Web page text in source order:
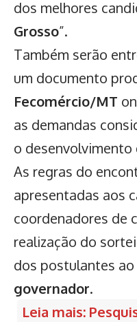
dos melhores
Grosso”.
Também serão
um documento
Fecomércio/MT
as demandas
o
As regras do
apresentadas aos
coordenadores de
realização do
dos postulantes
governador.
Leia mais: